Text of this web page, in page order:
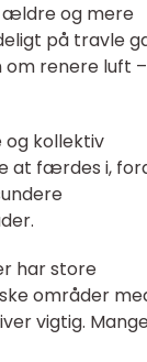
ældre og mere
på travle
om renere luft –
kollektiv
at færdes i,
har store
områder
vigtig.